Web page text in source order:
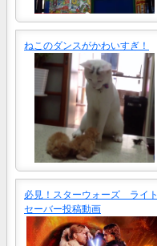
ねこのダンスがかわいすぎ！
必見！スターウォーズ ライト
セーバー投稿動画